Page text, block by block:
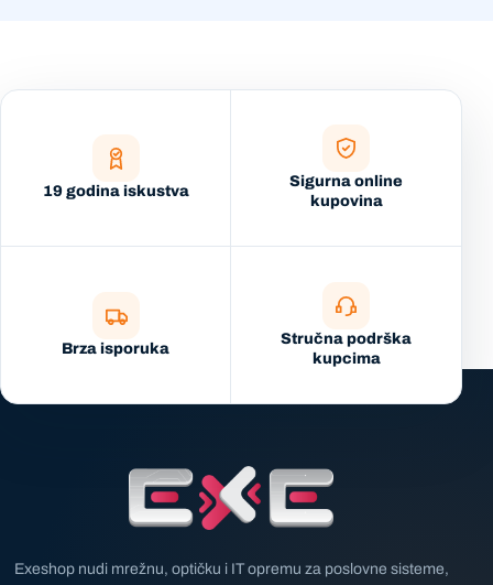
19 godina iskustva
Sigurna online
kupovina
Brza isporuka
Stručna podrška
kupcima
Exeshop nudi mrežnu, optičku i IT opremu za poslovne sisteme,